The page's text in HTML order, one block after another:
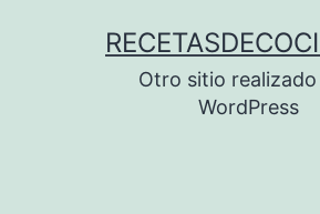
Otro sitio
WordPress